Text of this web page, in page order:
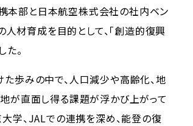
部と日本航空株式会社の社内ベン
人材育成を目的として、「創造的復興
。
歩みの中で、人口減少や高齢化、地
が直面し得る課題が浮かび上がって
学、JALでの連携を深め、能登の復